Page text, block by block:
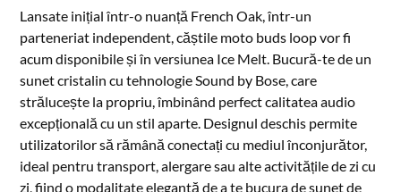
Lansate inițial într-o nuanță French Oak, într-un
parteneriat independent, căștile moto buds loop vor fi
acum disponibile și în versiunea Ice Melt. Bucură-te de un
sunet cristalin cu tehnologie Sound by Bose, care
strălucește la propriu, îmbinând perfect calitatea audio
excepțională cu un stil aparte. Designul deschis permite
utilizatorilor să rămână conectați cu mediul înconjurător,
ideal pentru transport, alergare sau alte activitățile de zi cu
zi, fiind o modalitate elegantă de a te bucura de sunet de